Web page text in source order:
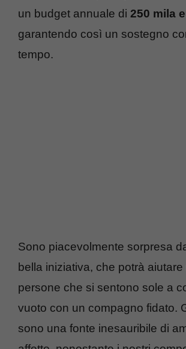
un budget annuale di 250 mila
garantendo così un sostegno
tempo.
Sono piacevolmente sorpresa
bella iniziativa, che potrà aiutare
persone che si sentono sole a
vuoto con un compagno fidato.
sono una fonte inesauribile di